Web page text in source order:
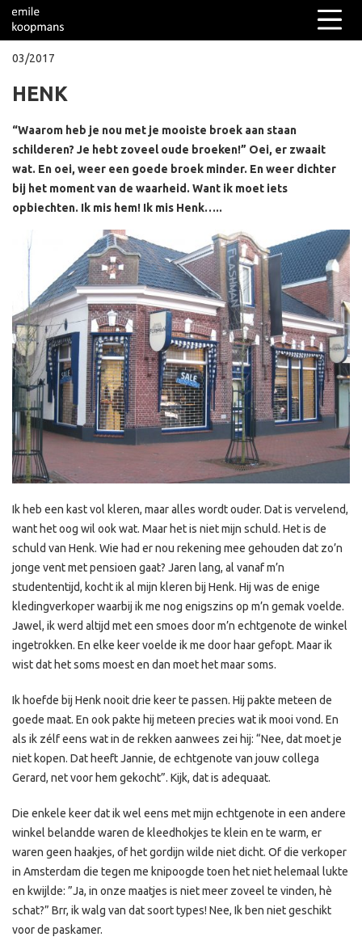
Over mij
03/2017
HENK
“Waarom heb je nou met je mooiste broek aan staan
schilderen? Je hebt zoveel oude broeken!” Oei, er zwaait
wat. En oei, weer een goede broek minder. En weer dichter
bij het moment van de waarheid. Want ik moet iets
opbiechten. Ik mis hem! Ik mis Henk…..
Ik heb een kast vol kleren, maar alles wordt ouder. Dat is vervelend,
want het oog wil ook wat. Maar het is niet mijn schuld. Het is de
schuld van Henk. Wie had er nou rekening mee gehouden dat zo’n
jonge vent met pensioen gaat? Jaren lang, al vanaf m’n
studententijd, kocht ik al mijn kleren bij Henk. Hij was de enige
kledingverkoper waarbij ik me nog enigszins op m’n gemak voelde.
Jawel, ik werd altijd met een smoes door m’n echtgenote de winkel
ingetrokken. En elke keer voelde ik me door haar gefopt. Maar ik
wist dat het soms moest en dan moet het maar soms.
Ik hoefde bij Henk nooit drie keer te passen. Hij pakte meteen de
goede maat. En ook pakte hij meteen precies wat ik mooi vond. En
als ik zélf eens wat in de rekken aanwees zei hij: “Nee, dat moet je
niet kopen. Dat heeft Jannie, de echtgenote van jouw collega
Gerard, net voor hem gekocht”. Kijk, dat is adequaat.
Die enkele keer dat ik wel eens met mijn echtgenote in een andere
winkel belandde waren de kleedhokjes te klein en te warm, er
waren geen haakjes, of het gordijn wilde niet dicht. Of die verkoper
in Amsterdam die tegen me knipoogde toen het niet helemaal lukte
en kwijlde: ”Ja, in onze maatjes is niet meer zoveel te vinden, hè
schat?” Brr, ik walg van dat soort types! Nee, Ik ben niet geschikt
voor de paskamer.